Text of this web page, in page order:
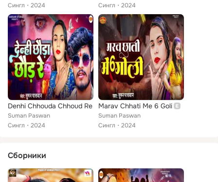
Сингл
2024
Сингл
2024
Denhi Chhouda Chhoud Re
Suman Paswan
Сингл
2024
Marav Chhati Me 6 Goli
Suman Paswan
Сингл
2024
Сборники